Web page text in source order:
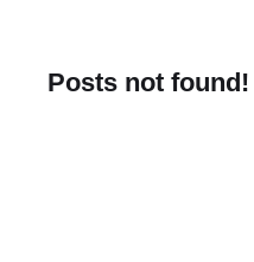
Posts not found!